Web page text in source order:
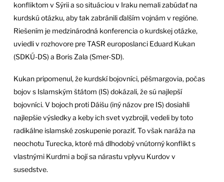
konfliktom v Sýrii a so situáciou v Iraku nemali zabúdať na
kurdskú otázku, aby tak zabránili ďalším vojnám v regióne.
Riešením je medzinárodná konferencia o kurdskej otázke,
uviedli v rozhovore pre TASR europoslanci Eduard Kukan
(SDKÚ-DS) a Boris Zala (Smer-SD).
Kukan pripomenul, že kurdskí bojovníci, péšmargovia, počas
bojov s Islamským štátom (IS) dokázali, že sú najlepší
bojovníci. V bojoch proti Dáišu (iný názov pre IS) dosiahli
najlepšie výsledky a keby ich svet vyzbrojil, vedeli by toto
radikálne islamské zoskupenie poraziť. To však naráža na
neochotu Turecka, ktoré má dlhodobý vnútorný konflikt s
vlastnými Kurdmi a bojí sa nárastu vplyvu Kurdov v
susedstve.